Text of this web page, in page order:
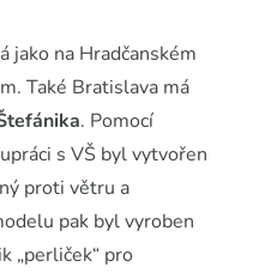
jako na Hradčanském
Také Bratislava má
. Pomocí
s VŠ byl vytvořen
proti větru a
pak byl vyroben
„perliček“ pro